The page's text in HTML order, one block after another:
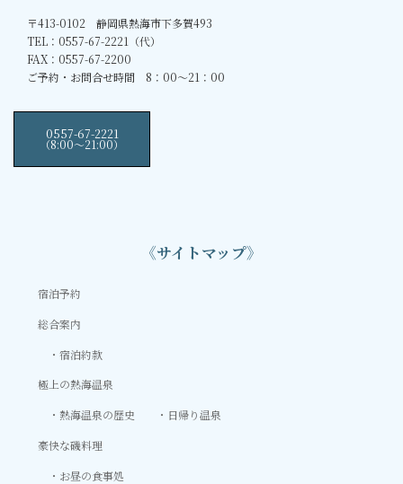
〒413-0102 静岡県熱海市下多賀493
TEL：0557-67-2221（代）
FAX：0557-67-2200
ご予約・お問合せ時間 8：00～21：00
0557-67-2221
（8:00〜21:00）
《サイトマップ》
宿泊予約
総合案内
宿泊約款
極上の熱海温泉
熱海温泉の歴史
日帰り温泉
豪快な磯料理
お昼の食事処